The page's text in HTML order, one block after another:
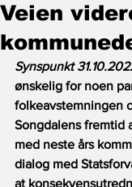
Veien
Synspunkt
ønskelig for noen
folkeavstemningen
Songdalens fremtid
med neste års
dialog med
at